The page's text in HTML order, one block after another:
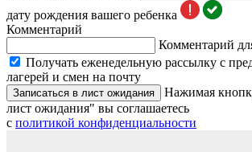
дату рождения вашего ребенка
Комментарий
Комментарий
Получать еженедельную рассылку с
лагерей и смен на почту
Записаться в лист ожидания
Нажимая
лист ожидания" вы соглашаетесь
с политикой конфиденциальности